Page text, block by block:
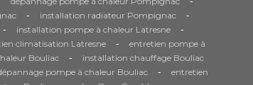
- installation radiateur Pompignac -
- installation pompe à chaleur Latresne -
climatisation Latresne -
entretien pompe à
Bouliac - installation chauffage Bouliac
pompe à chaleur Bouliac -
entretien